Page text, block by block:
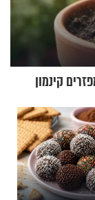
קינמון